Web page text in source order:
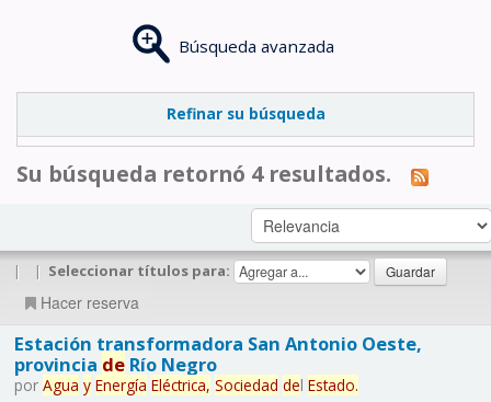
Búsqueda avanzada
Refinar su búsqueda
Su búsqueda retornó 4 resultados.
| | Seleccionar títulos para:
Hacer reserva
Estación transformadora San Antonio Oeste,
provincia deRío Negro
por Agua y Energía Eléctrica, Sociedad del Estado.